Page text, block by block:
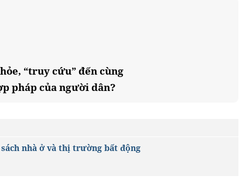
“truy cứu” đến cùng
pháp của người dân?
nhà ở và thị trường bất động